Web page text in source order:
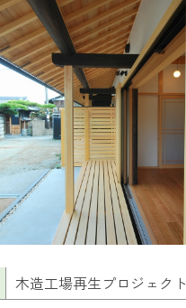
木造工場再生プロジェクト